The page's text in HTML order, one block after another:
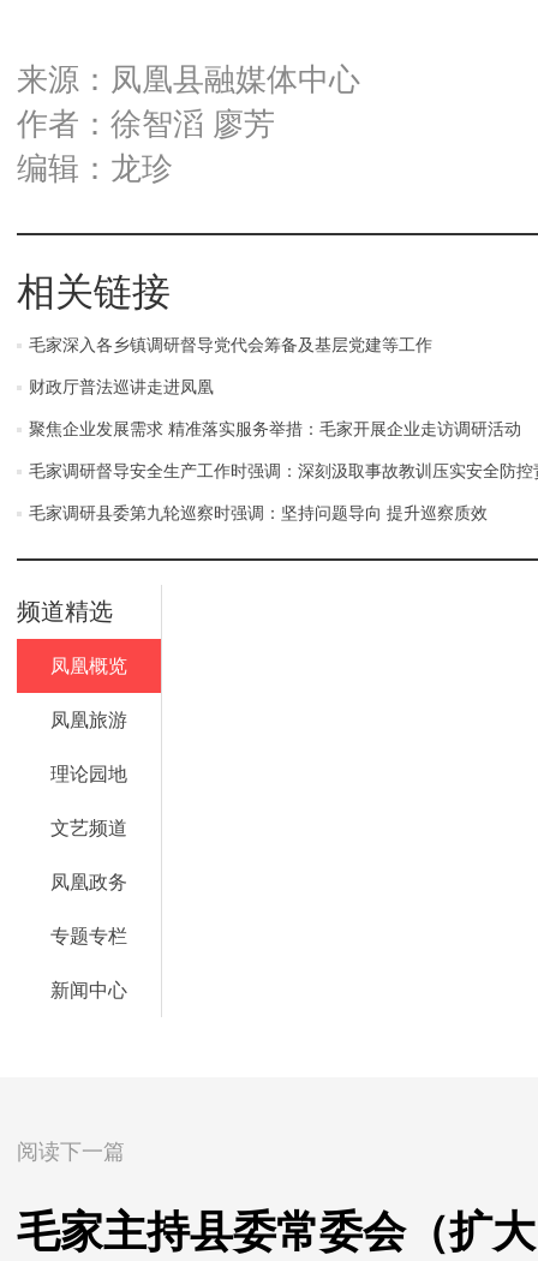
来源：凤凰县融媒体中心
作者：徐智滔 廖芳
编辑：龙珍
相关链接
毛家深入各乡镇调研督导党代会筹备及基层党建等工作
财政厅普法巡讲走进凤凰
聚焦企业发展需求 精准落实服务举措：毛家开展企业走访调研活动
毛家调研督导安全生产工作时强调：深刻汲取事故教训压实安全防
毛家调研县委第九轮巡察时强调：坚持问题导向 提升巡察质效
频道精选
凤凰概览
凤凰旅游
理论园地
文艺频道
凤凰政务
专题专栏
新闻中心
阅读下一篇
毛家主持县委常委会（扩